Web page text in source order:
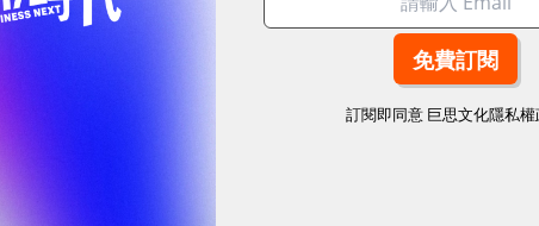
行銷與Martech
數聚集團首創
輪，打造企業
訂閱即同意 巨思文化隱私